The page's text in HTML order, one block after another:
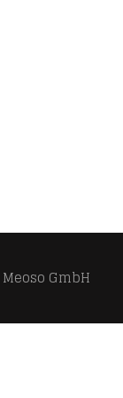
Meoso GmbH